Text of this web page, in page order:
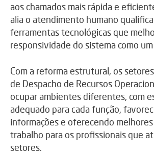
aos chamados mais rápida e
alia o atendimento humano
ferramentas tecnológicas que
responsividade do sistema como
Com a reforma estrutural, os
de Despacho de Recursos
ocupar ambientes diferentes, com
adequado para cada função,
informações e oferecendo
trabalho para os profissionais que
setores.